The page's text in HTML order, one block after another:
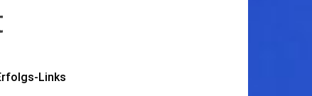
Links